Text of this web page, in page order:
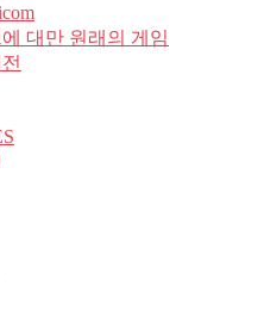
대만 원래의 게임